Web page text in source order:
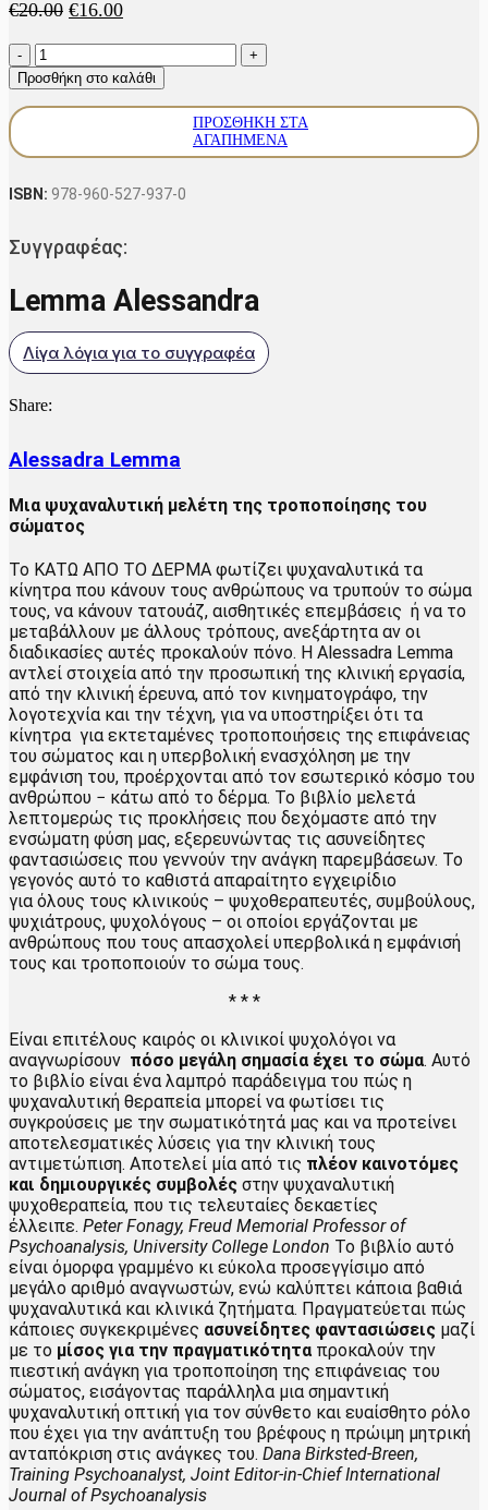
€20.00 Original
€20.00.
€16.00Η
είναι:
€16.00.
Κάτω
από
το
δέρμα
Προσθήκη στο καλάθι
ΠΡΟΣΘΉΚΗ ΣΤΑ
ΑΓΑΠΗΜΈΝΑ
ISBN: 978-960-527-937-0
Συγγραφέας:
Lemma Alessandra
Λίγα λόγια για το συγγραφέα
Share:
Alessadra Lemma
Μια ψυχαναλυτική μελέτη της τροποποίησης του
σώματος
To ΚΑΤΩ ΑΠΟ ΤΟ ΔΕΡΜΑ φωτίζει ψυχαναλυτικά τα
κίνητρα που κάνουν τους ανθρώπους να τρυπούν το σώμα
τους, να κάνουν τατουάζ, αισθητικές επεμβάσεις ή να το
μεταβάλλουν με άλλους τρόπους, ανεξάρτητα αν οι
διαδικασίες αυτές προκαλούν πόνο. Η Alessadra Lemma
αντλεί στοιχεία από την προσωπική της κλινική εργασία,
από την κλινική έρευνα, από τον κινηματογράφο, την
λογοτεχνία και την τέχνη, για να υποστηρίξει ότι τα
κίνητρα για εκτεταμένες τροποποιήσεις της επιφάνειας
του σώματος και η υπερβολική ενασχόληση με την
εμφάνιση του, προέρχονται από τον εσωτερικό κόσμο του
ανθρώπου − κάτω από το δέρμα. Το βιβλίο μελετά
λεπτομερώς τις προκλήσεις που δεχόμαστε από την
ενσώματη φύση μας, εξερευνώντας τις ασυνείδητες
φαντασιώσεις που γεννούν την ανάγκη παρεμβάσεων. Το
γεγονός αυτό το καθιστά απαραίτητο εγχειρίδιο
για όλους τους κλινικούς – ψυχοθεραπευτές, συμβούλους,
ψυχιάτρους, ψυχολόγους – οι οποίοι εργάζονται με
ανθρώπους που τους απασχολεί υπερβολικά η εμφάνισή
τους και τροποποιούν το σώμα τους.
* * *
Είναι επιτέλους καιρός οι κλινικοί ψυχολόγοι να
αναγνωρίσουν πόσο μεγάλη σημασία έχει το σώμα. Αυτό
το βιβλίο είναι ένα λαμπρό παράδειγμα του πώς η
ψυχαναλυτική θεραπεία μπορεί να φωτίσει τις
συγκρούσεις με την σωματικότητά μας και να προτείνει
αποτελεσματικές λύσεις για την κλινική τους
αντιμετώπιση. Αποτελεί μία από τις πλέον καινοτόμες
και δημιουργικές συμβολές στην ψυχαναλυτική
ψυχοθεραπεία, που τις τελευταίες δεκαετίες
έλλειπε. Peter Fonagy, Freud Memorial Professor of
Psychoanalysis, University College London Το βιβλίο αυτό
είναι όμορφα γραμμένο κι εύκολα προσεγγίσιμο από
μεγάλο αριθμό αναγνωστών, ενώ καλύπτει κάποια βαθιά
ψυχαναλυτικά και κλινικά ζητήματα. Πραγματεύεται πώς
κάποιες συγκεκριμένες ασυνείδητες φαντασιώσεις μαζί
με το μίσος για την πραγματικότητα προκαλούν την
πιεστική ανάγκη για τροποποίηση της επιφάνειας του
σώματος, εισάγοντας παράλληλα μια σημαντική
ψυχαναλυτική οπτική για τον σύνθετο και ευαίσθητο ρόλο
που έχει για την ανάπτυξη του βρέφους η πρώιμη μητρική
ανταπόκριση στις ανάγκες του. Dana Birksted-Breen,
Training Psychoanalyst, Joint Editor-in-Chief International
Journal of Psychoanalysis